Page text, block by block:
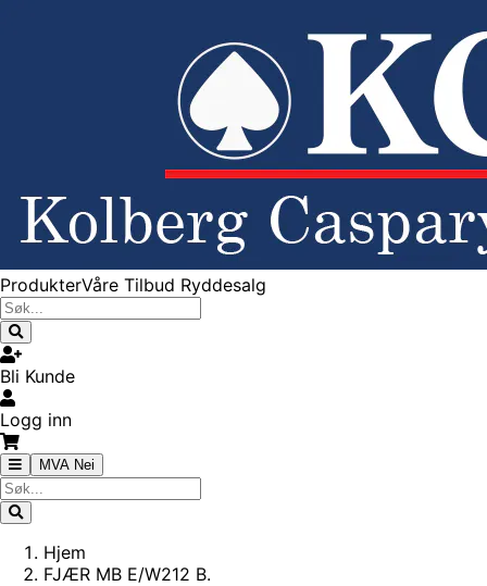
ProdukterVåre Tilbud Ryddesalg
Bli Kunde
Logg inn
MVA Nei
Hjem
FJÆR MB E/W212 B.